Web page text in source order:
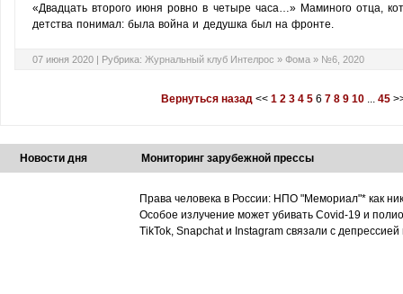
«Двадцать второго июня ровно в четыре часа…» Маминого отца,
детства понимал: была война и дедушка был на фронте.
07 июня 2020 | Рубрика: Журнальный клуб Интелрос » Фома » №6, 2020
Вернуться назад << 1 2 3 4 5 6 7 8 9 10 ... 45
Новости дня Мониторинг зарубежной прессы
Права человека в России: НПО "Мемориал"* как
Особое излучение может убивать Covid-19 и
TikTok, Snapchat и Instagram связали с